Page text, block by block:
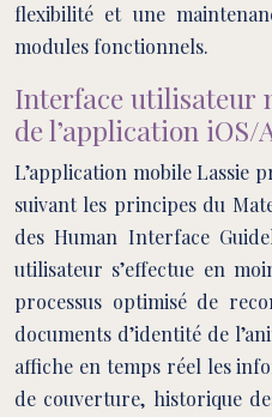
flexibilité et une
modules fonctionnels.
Interface utilisateur
de l’application iOS/
L’application mobile Lassie
suivant les principes du
des Human Interface
utilisateur s’effectue en
processus optimisé de
documents d’identité de
affiche en temps réel les
de couverture, historique